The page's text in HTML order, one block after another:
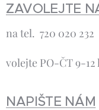
ZAVOLEJTE
na tel. 720 020 232
volejte PO-ČT 9-
NAPIŠTE NÁM